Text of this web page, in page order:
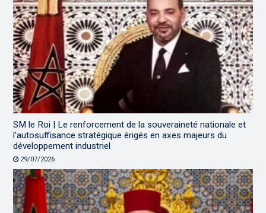
SM le Roi | Le renforcement de la souveraineté nationale et
l’autosuffisance stratégique érigés en axes majeurs du
développement industriel
29/07/2026